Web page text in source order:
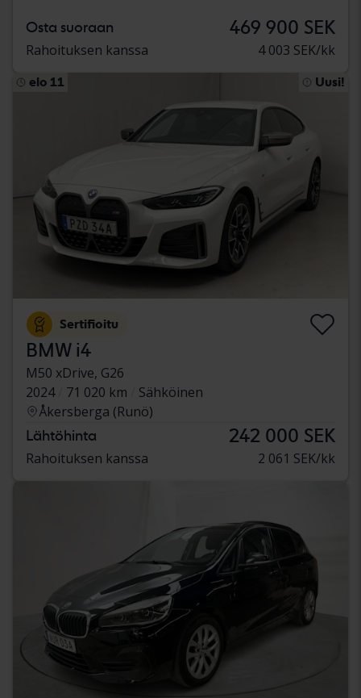
Osta suoraan 469 900 SEK
Rahoituksen kanssa 4 003 SEK/kk
elo 11 Uusi!
Sertifioitu
BMW i4
M50 xDrive, G26
2024
71 020 km
Sähköinen
Åkersberga (Runö)
Lähtöhinta 242 000 SEK
Rahoituksen kanssa 2 061 SEK/kk